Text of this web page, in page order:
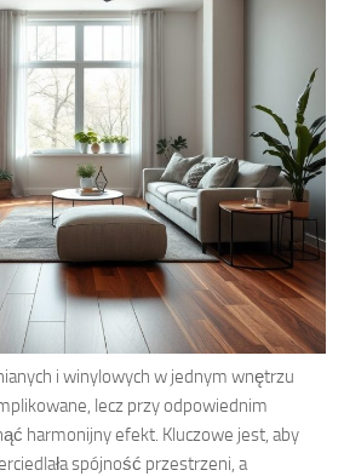
i winylowych w jednym wnętrzu
lecz przy odpowiednim
harmonijny efekt. Kluczowe jest, aby
spójność przestrzeni, a